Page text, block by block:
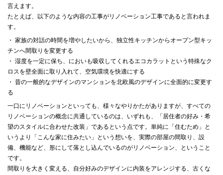
言えます。
たとえば、以下のような内容の工事がリノベーション工事であると言われま
す。
・ 家族の対話の時間を増やしたいから、独立性キッチンからオープン型キッ
チンへ間取りを変更する
・ 湿度を一定に保ち、においも吸収してくれるエコカラットという特殊なク
ロスを壁全面に取り入れて、空気環境を快適にする
・ 昔の一般的なデザインのマンションを北欧風のデザインに全面的に変更す
る
一口にリノベーションといっても、様々なやりかたがありますが、すべての
リノベーションの概念に共通しているのは、いずれも、「居住者の好み・希
望のスタイルに合わせた改装」であるという点です。単純に「住むため」と
いうより「こんな家に住みたい」という想いを、実際の部屋の間取り、設
備、機能など、形にして落とし込んでいるのがリノベーション、ということ
です。
間取りを大きく変える、自分好みのデザインに内装をアレンジする、古くな